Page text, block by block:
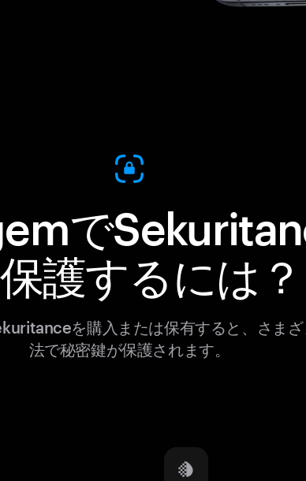
で
護するには？
を購入または保有すると、さま
法で秘密鍵が保護されます。